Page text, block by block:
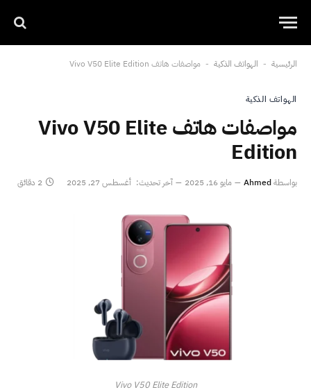
الرئيسية - الهواتف الذكية - مواصفات هاتف Vivo V50 Elite Edition
الهواتف الذكية
مواصفات هاتف Vivo V50 Elite
Edition
بواسطةAhmed مايو 16, 2025 آخر تحديث: أغسطس 27, 2025 2 دقائق
Vivo V50 Elite Edition